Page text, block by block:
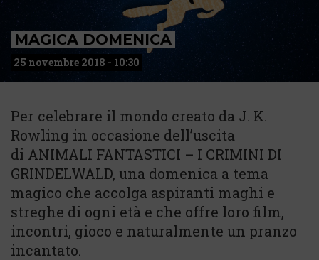
MAGICA DOMENICA
25 novembre 2018 - 10:30
Per celebrare il mondo creato da J. K.
Rowling in occasione dell’uscita
di ANIMALI FANTASTICI – I CRIMINI DI
GRINDELWALD, una domenica a tema
magico che accolga aspiranti maghi e
streghe di ogni età e che offre loro film,
incontri, gioco e naturalmente un pranzo
incantato.